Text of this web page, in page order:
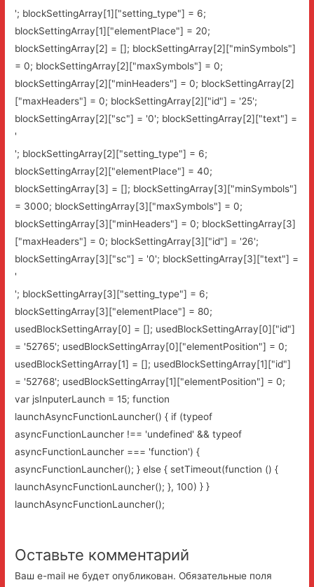
'; blockSettingArray[1]["setting_type"] = 6;
blockSettingArray[1]["elementPlace"] = 20;
blockSettingArray[2] = []; blockSettingArray[2]["minSymbols"]
= 0; blockSettingArray[2]["maxSymbols"] = 0;
blockSettingArray[2]["minHeaders"] = 0; blockSettingArray[2]
["maxHeaders"] = 0; blockSettingArray[2]["id"] = '25';
blockSettingArray[2]["sc"] = '0'; blockSettingArray[2]["text"] =
'
'; blockSettingArray[2]["setting_type"] = 6;
blockSettingArray[2]["elementPlace"] = 40;
blockSettingArray[3] = []; blockSettingArray[3]["minSymbols"]
= 3000; blockSettingArray[3]["maxSymbols"] = 0;
blockSettingArray[3]["minHeaders"] = 0; blockSettingArray[3]
["maxHeaders"] = 0; blockSettingArray[3]["id"] = '26';
blockSettingArray[3]["sc"] = '0'; blockSettingArray[3]["text"] =
'
'; blockSettingArray[3]["setting_type"] = 6;
blockSettingArray[3]["elementPlace"] = 80;
usedBlockSettingArray[0] = []; usedBlockSettingArray[0]["id"]
= '52765'; usedBlockSettingArray[0]["elementPosition"] = 0;
usedBlockSettingArray[1] = []; usedBlockSettingArray[1]["id"]
= '52768'; usedBlockSettingArray[1]["elementPosition"] = 0;
var jsInputerLaunch = 15; function
launchAsyncFunctionLauncher() { if (typeof
asyncFunctionLauncher !== 'undefined' && typeof
asyncFunctionLauncher === 'function') {
asyncFunctionLauncher(); } else { setTimeout(function () {
launchAsyncFunctionLauncher(); }, 100) } }
launchAsyncFunctionLauncher();
Оставьте комментарий
Ваш e-mail не будет опубликован. Обязательные поля